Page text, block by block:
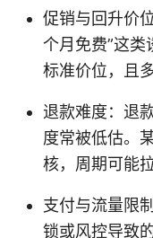
促销与回升价
个月免费”这类
标准价位，且
退款难度：退
度常被低估。
核，周期可能
支付与流量限
锁或风控导致